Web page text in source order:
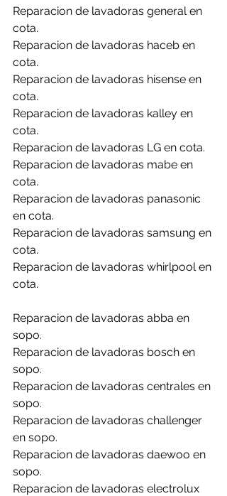
Reparacion de lavadoras general en
cota.
Reparacion de lavadoras haceb en
cota.
Reparacion de lavadoras hisense en
cota.
Reparacion de lavadoras kalley en
cota.
Reparacion de lavadoras LG en cota.
Reparacion de lavadoras mabe en
cota.
Reparacion de lavadoras panasonic
en cota.
Reparacion de lavadoras samsung en
cota.
Reparacion de lavadoras whirlpool en
cota.
Reparacion de lavadoras abba en
sopo.
Reparacion de lavadoras bosch en
sopo.
Reparacion de lavadoras centrales en
sopo.
Reparacion de lavadoras challenger
en sopo.
Reparacion de lavadoras daewoo en
sopo.
Reparacion de lavadoras electrolux